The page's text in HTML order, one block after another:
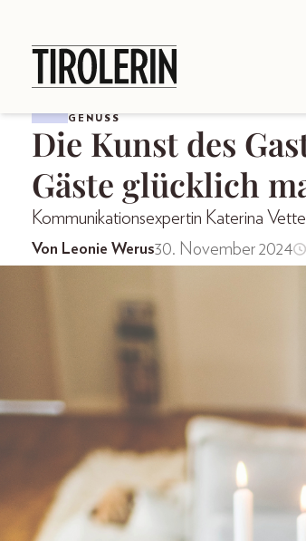
GENUSS
Die Kunst des
Gäste glücklich
Kommunikationsexpertin Katerina
Von Leonie Werus30. November 2024